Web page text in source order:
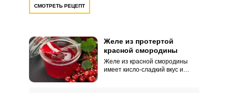
СМОТРЕТЬ РЕЦЕПТ
Желе из протертой
красной смородины
Желе из красной смородины
имеет кисло-сладкий вкус и